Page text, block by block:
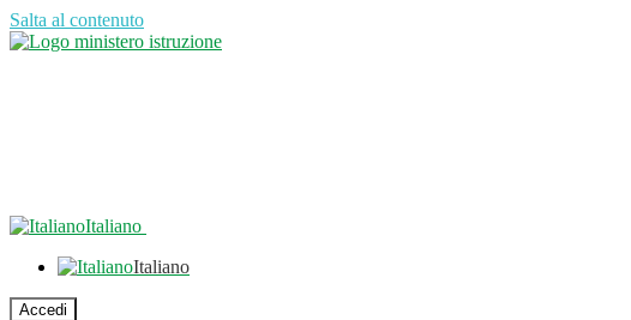
Salta al contenuto
Italiano
Italiano
Accedi